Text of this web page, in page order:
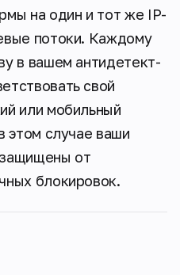
на один и тот же IP-
потоки. Каждому
в вашем антидетект-
свой
или мобильный
этом случае ваши
от
блокировок.